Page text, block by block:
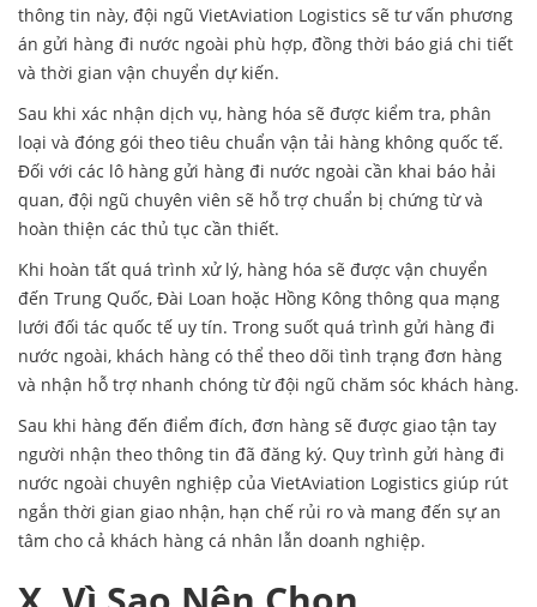
thông tin này, đội ngũ VietAviation Logistics sẽ tư vấn phương
án gửi hàng đi nước ngoài phù hợp, đồng thời báo giá chi tiết
và thời gian vận chuyển dự kiến.
Sau khi xác nhận dịch vụ, hàng hóa sẽ được kiểm tra, phân
loại và đóng gói theo tiêu chuẩn vận tải hàng không quốc tế.
Đối với các lô hàng gửi hàng đi nước ngoài cần khai báo hải
quan, đội ngũ chuyên viên sẽ hỗ trợ chuẩn bị chứng từ và
hoàn thiện các thủ tục cần thiết.
Khi hoàn tất quá trình xử lý, hàng hóa sẽ được vận chuyển
đến Trung Quốc, Đài Loan hoặc Hồng Kông thông qua mạng
lưới đối tác quốc tế uy tín. Trong suốt quá trình gửi hàng đi
nước ngoài, khách hàng có thể theo dõi tình trạng đơn hàng
và nhận hỗ trợ nhanh chóng từ đội ngũ chăm sóc khách hàng.
Sau khi hàng đến điểm đích, đơn hàng sẽ được giao tận tay
người nhận theo thông tin đã đăng ký. Quy trình gửi hàng đi
nước ngoài chuyên nghiệp của VietAviation Logistics giúp rút
ngắn thời gian giao nhận, hạn chế rủi ro và mang đến sự an
tâm cho cả khách hàng cá nhân lẫn doanh nghiệp.